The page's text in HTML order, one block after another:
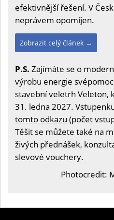
efektivnější řešení. V
neprávem opomíjen.
Zobrazit celý článek →
P.S. Zajímáte se o
výrobu energie
stavební veletrh Veleton,
31. ledna 2027.
tomto odkazu (počet
Těšit se můžete také na
živých přednášek,
slevové vouchery.
Photocredit: